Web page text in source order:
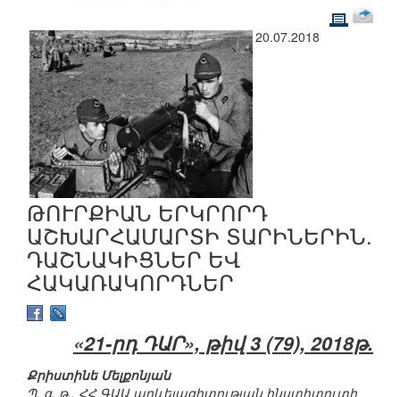
20.07.2018
ԹՈՒՐՔԻԱՆ ԵՐԿՐՈՐԴ
ԱՇԽԱՐՀԱՄԱՐՏԻ ՏԱՐԻՆԵՐԻՆ.
ԴԱՇՆԱԿԻՑՆԵՐ ԵՎ
ՀԱԿԱՌԱԿՈՐԴՆԵՐ
«21-րդ ԴԱՐ», թիվ 3 (79), 2018թ.
Քրիստինե Մելքոնյան
Պ. գ. թ., ՀՀ ԳԱԱ արևելագիտության ինստիտուտի